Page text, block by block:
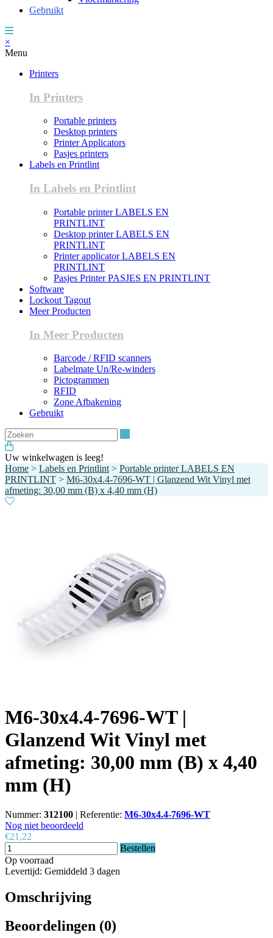
Gebruikt
×
Menu
Printers
In Printers
Portable printers
Desktop printers
Printer Applicators
Pasjes printers
Labels en Printlint
In Labels en Printlint
Portable printer LABELS EN
PRINTLINT
Desktop printer LABELS EN
PRINTLINT
Printer applicator LABELS EN
PRINTLINT
Pasjes Printer PASJES EN PRINTLINT
Software
Lockout Tagout
Meer Producten
In Meer Producten
Barcode / RFID scanners
Labelmate Un/Re-winders
Pictogrammen
RFID
Zone Afbakening
Gebruikt
Uw winkelwagen is leeg!
Home > Labels en Printlint > Portable printer LABELS EN
PRINTLINT > M6-30x4.4-7696-WT | Glanzend Wit Vinyl met
afmeting: 30,00 mm (B) x 4,40 mm (H)
M6-30x4.4-7696-WT |
Glanzend Wit Vinyl met
afmeting: 30,00 mm (B) x 4,40
mm (H)
Nummer: 312100 | Referentie: M6-30x4.4-7696-WT
Nog niet beoordeeld
€21,22
Bestellen
Op voorraad
Levertijd: Gemiddeld 3 dagen
Omschrijving
Beoordelingen (0)